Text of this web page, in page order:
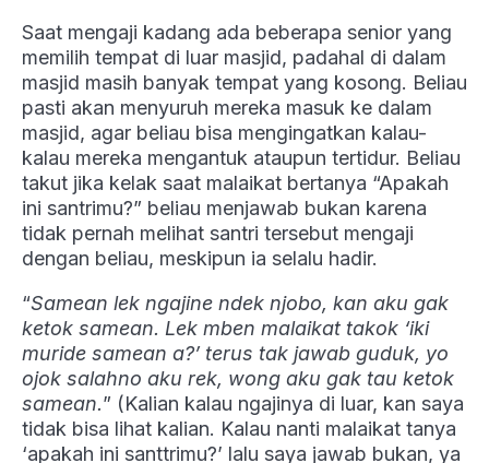
Saat mengaji kadang ada beberapa senior yang
memilih tempat di luar masjid, padahal di dalam
masjid masih banyak tempat yang kosong. Beliau
pasti akan menyuruh mereka masuk ke dalam
masjid, agar beliau bisa mengingatkan kalau-
kalau mereka mengantuk ataupun tertidur. Beliau
takut jika kelak saat malaikat bertanya “Apakah
ini santrimu?” beliau menjawab bukan karena
tidak pernah melihat santri tersebut mengaji
dengan beliau, meskipun ia selalu hadir.
“Samean lek ngajine ndek njobo, kan aku gak
ketok samean. Lek mben malaikat takok ‘iki
muride samean a?’ terus tak jawab guduk, yo
ojok salahno aku rek, wong aku gak tau ketok
samean.” (Kalian kalau ngajinya di luar, kan saya
tidak bisa lihat kalian. Kalau nanti malaikat tanya
‘apakah ini santtrimu?’ lalu saya jawab bukan, ya